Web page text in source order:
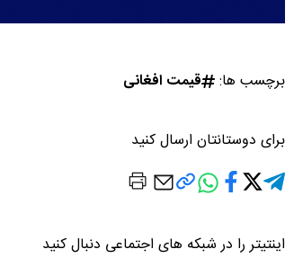
برچسب ها: قیمت افغانی
برای دوستانتان ارسال کنید
اینتیتر را در شبکه های اجتماعی دنبال کنید